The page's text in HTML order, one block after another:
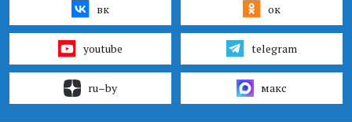
вк ок
youtube telegram
ru–by макс